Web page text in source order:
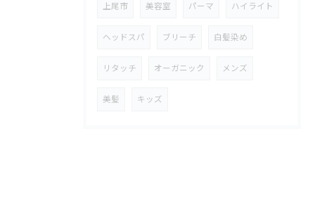
上尾市 美容室 パーマ ハイライト
ヘッドスパ ブリーチ 白髪染め
リタッチ オーガニック メンズ
美髪 キッズ